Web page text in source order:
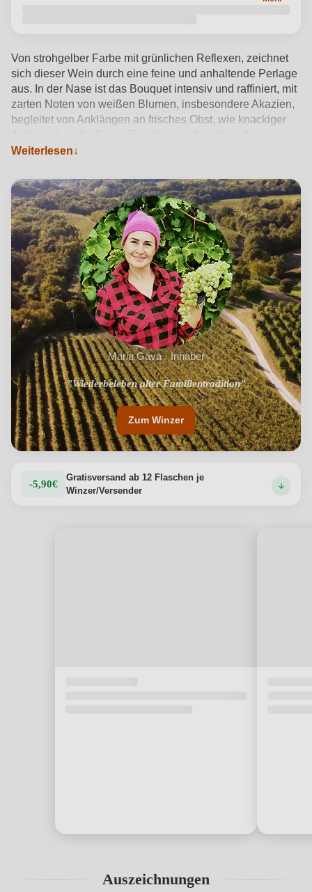
Von strohgelber Farbe mit grünlichen Reflexen, zeichnet
sich dieser Wein durch eine feine und anhaltende Perlage
aus. In der Nase ist das Bouquet intensiv und raffiniert, mit
zarten Noten von weißen Blumen, insbesondere Akazien,
begleitet von Anklängen an frisches Obst, wie knackiger
bereichert das aromatische Profil und erinnert an
und trocken, mit ausgewogener Säure und einer
angenehmen Würze, die dem Schluck Länge und
Ausdauer verleiht.Produktdetails anzeigen →
Weiterlesen
Maria Gava · Inhaber
"Wiederbeleben alter Familientradition"
"Nur 10.000 Flaschen pro Jahr"
Zum Winzer
-5,90€
Gratisversand ab 12 Flaschen je
Winzer/Versender
Auszeichnungen